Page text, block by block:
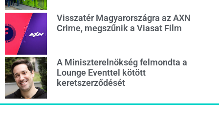
Visszatér Magyarországra az AXN
Crime, megszűnik a Viasat Film
A Miniszterelnökség felmondta a
Lounge Eventtel kötött
keretszerződését